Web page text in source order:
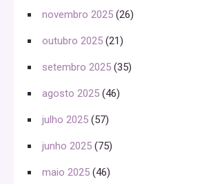
novembro 2025 (26)
outubro 2025 (21)
setembro 2025 (35)
agosto 2025 (46)
julho 2025 (57)
junho 2025 (75)
maio 2025 (46)